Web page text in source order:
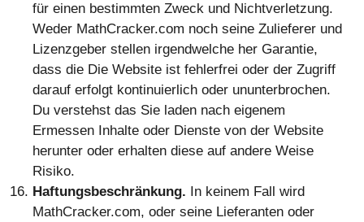
für einen bestimmten Zweck und Nichtverletzung.
Weder MathCracker.com noch seine Zulieferer und
Lizenzgeber stellen irgendwelche her Garantie,
dass die Die Website ist fehlerfrei oder der Zugriff
darauf erfolgt kontinuierlich oder ununterbrochen.
Du verstehst das Sie laden nach eigenem
Ermessen Inhalte oder Dienste von der Website
herunter oder erhalten diese auf andere Weise
Risiko.
Haftungsbeschränkung. In keinem Fall wird
MathCracker.com, oder seine Lieferanten oder